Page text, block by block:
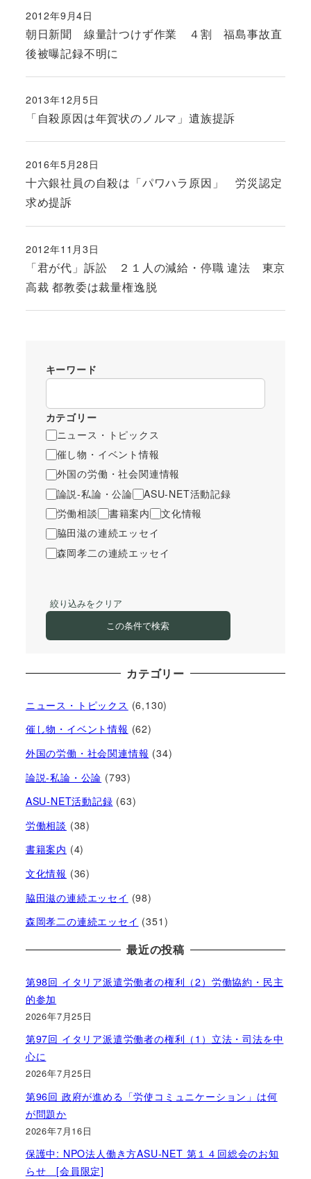
朝日新聞 線量計つけず作業 ４割 福島事故直
後被曝記録不明に
投稿日
2012年9月4日
「自殺原因は年賀状のノルマ」遺族提訴
投稿日
2013年12月5日
十六銀社員の自殺は「パワハラ原因」 労災認定
求め提訴
投稿日
2016年5月28日
「君が代」訴訟 ２１人の減給・停職 違法 東京
高裁 都教委は裁量権逸脱
投稿日
2012年11月3日
キーワード
カテゴリー
ニュース・トピックス
催し物・イベント情報
外国の労働・社会関連情報
論説-私論・公論
ASU-NET活動記録
労働相談
書籍案内
文化情報
脇田滋の連続エッセイ
森岡孝二の連続エッセイ
絞り込みをクリア
この条件で検索
カテゴリー
ニュース・トピックス (6,130)
催し物・イベント情報 (62)
外国の労働・社会関連情報 (34)
論説-私論・公論 (793)
ASU-NET活動記録 (63)
労働相談 (38)
書籍案内 (4)
文化情報 (36)
脇田滋の連続エッセイ (98)
森岡孝二の連続エッセイ (351)
最近の投稿
第98回 イタリア派遣労働者の権利（2）労働協約・民主
的参加
2026年7月25日
第97回 イタリア派遣労働者の権利（1）立法・司法を中
心に
2026年7月25日
第96回 政府が進める「労使コミュニケーション」は何
が問題か
2026年7月16日
保護中: NPO法人働き方ASU-NET 第１４回総会のお知
らせ [会員限定]